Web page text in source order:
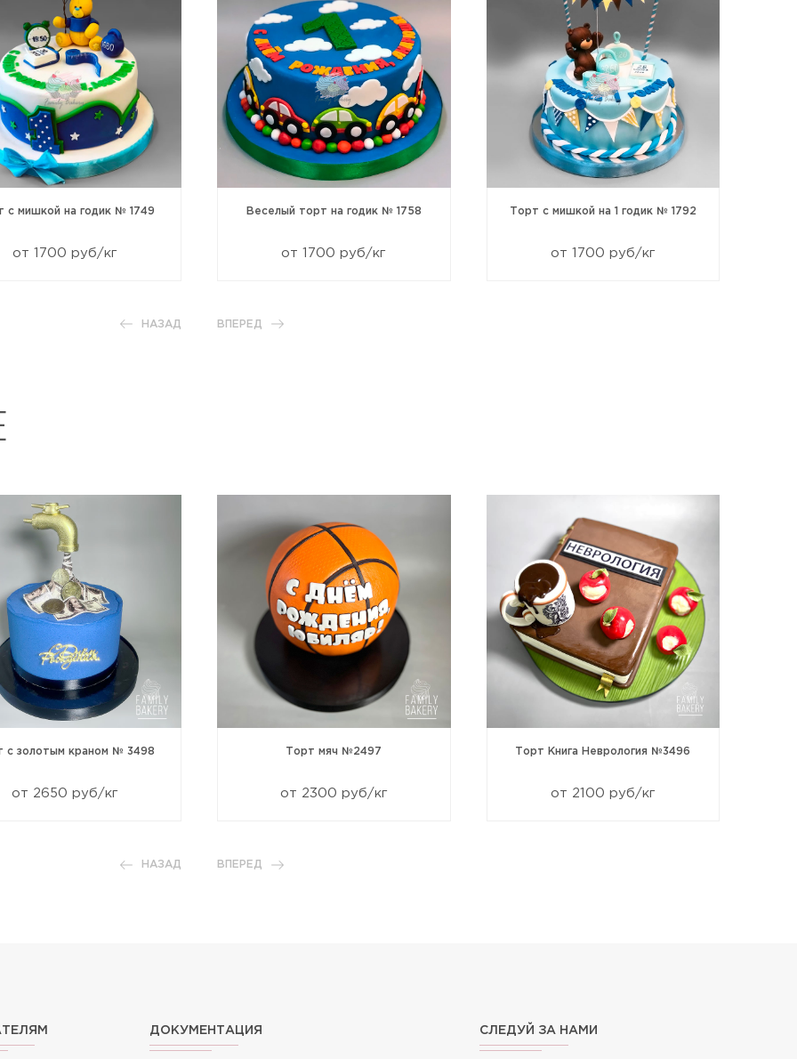
с мишкой на годик № 1749
от 1700 руб/кг
Веселый торт на годик № 1758
от 1700 руб/кг
Торт с мишкой на 1 годик № 1792
от 1700 руб/кг
НАЗАД ВПЕРЕД
с золотым краном № 3498
от 2650 руб/кг
Торт мяч №2497
от 2300 руб/кг
Торт Книга Неврология №3496
от 2100 руб/кг
НАЗАД ВПЕРЕД
ДОКУМЕНТАЦИЯ СЛЕДУЙ ЗА НАМИ